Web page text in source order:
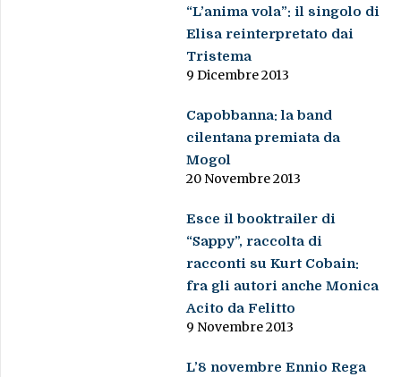
“L’anima vola”: il singolo di
Elisa reinterpretato dai
Tristema
9 Dicembre 2013
Capobbanna: la band
cilentana premiata da
Mogol
20 Novembre 2013
Esce il booktrailer di
“Sappy”, raccolta di
racconti su Kurt Cobain:
fra gli autori anche Monica
Acito da Felitto
9 Novembre 2013
L’8 novembre Ennio Rega